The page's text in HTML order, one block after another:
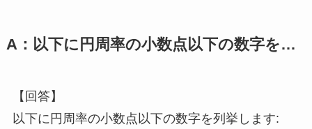
A：以下に円周率の小数点以下の数字を…
【回答】
以下に円周率の小数点以下の数字を列挙します: